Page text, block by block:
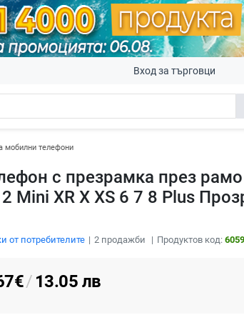
Вход за търговци
мобилни телефони
с презрамка през
Mini XR X XS 6 7 8 Plus
от потребителите 2продажби Продуктов код:
€/ 13.05 лв